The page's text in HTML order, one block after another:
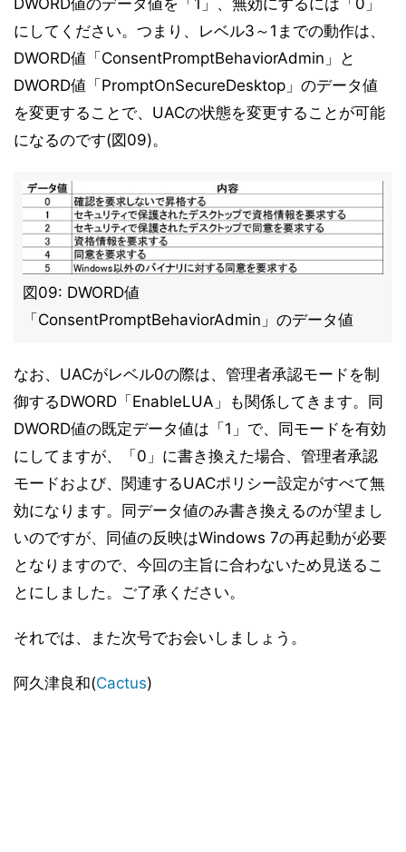
DWORD値のデータ値を「1」、無効にするには「0」
にしてください。つまり、レベル3～1までの動作は、
DWORD値「ConsentPromptBehaviorAdmin」と
DWORD値「PromptOnSecureDesktop」のデータ値
を変更することで、UACの状態を変更することが可能
になるのです(図09)。
図09: DWORD値
「ConsentPromptBehaviorAdmin」のデータ値
なお、UACがレベル0の際は、管理者承認モードを制
御するDWORD「EnableLUA」も関係してきます。同
DWORD値の既定データ値は「1」で、同モードを有効
にしてますが、「0」に書き換えた場合、管理者承認
モードおよび、関連するUACポリシー設定がすべて無
効になります。同データ値のみ書き換えるのが望まし
いのですが、同値の反映はWindows 7の再起動が必要
となりますので、今回の主旨に合わないため見送るこ
とにしました。ご了承ください。
それでは、また次号でお会いしましょう。
阿久津良和(Cactus)